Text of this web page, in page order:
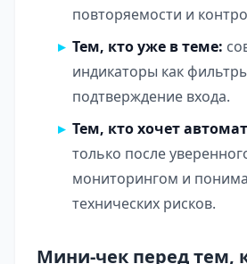
повторяемости и
Тем, кто уже в теме:
индикаторы как
подтверждение входа.
Тем, кто хочет
только после
мониторингом и
технических рисков.
Мини-чек перед тем,